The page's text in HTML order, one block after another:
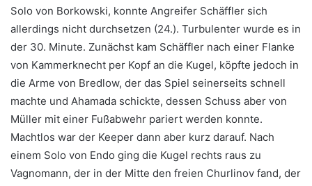
Solo von Borkowski, konnte Angreifer Schäffler sich
allerdings nicht durchsetzen (24.). Turbulenter wurde es in
der 30. Minute. Zunächst kam Schäffler nach einer Flanke
von Kammerknecht per Kopf an die Kugel, köpfte jedoch in
die Arme von Bredlow, der das Spiel seinerseits schnell
machte und Ahamada schickte, dessen Schuss aber von
Müller mit einer Fußabwehr pariert werden konnte.
Machtlos war der Keeper dann aber kurz darauf. Nach
einem Solo von Endo ging die Kugel rechts raus zu
Vagnomann, der in der Mitte den freien Churlinov fand, der